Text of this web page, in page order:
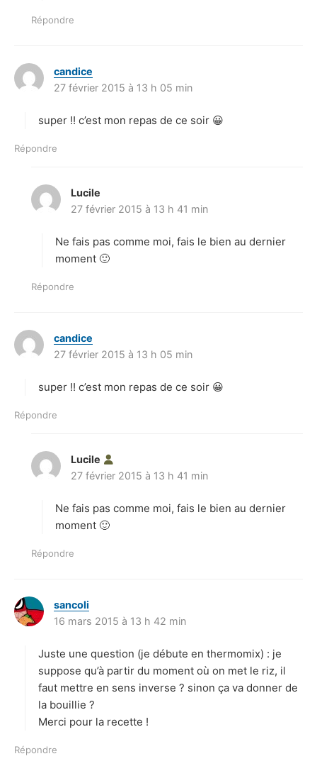
Répondre
candice
i
27 février 2015 à 13 h 05 min
super !! c’est mon repas de ce soir 😀
Répondre
Lucile
i
:
27 février 2015 à 13 h 41 min
Ne fais pas comme moi, fais le bien au dernier
moment 🙂
Répondre
candice
i
27 février 2015 à 13 h 05 min
super !! c’est mon repas de ce soir 😀
Répondre
Lucile
27 février 2015 à 13 h 41 min
Ne fais pas comme moi, fais le bien au dernier
moment 🙂
Répondre
sancoli
i
:
16 mars 2015 à 13 h 42 min
Juste une question (je débute en thermomix) : je
suppose qu’à partir du moment où on met le riz, il
faut mettre en sens inverse ? sinon ça va donner de
la bouillie ?
Merci pour la recette !
Répondre